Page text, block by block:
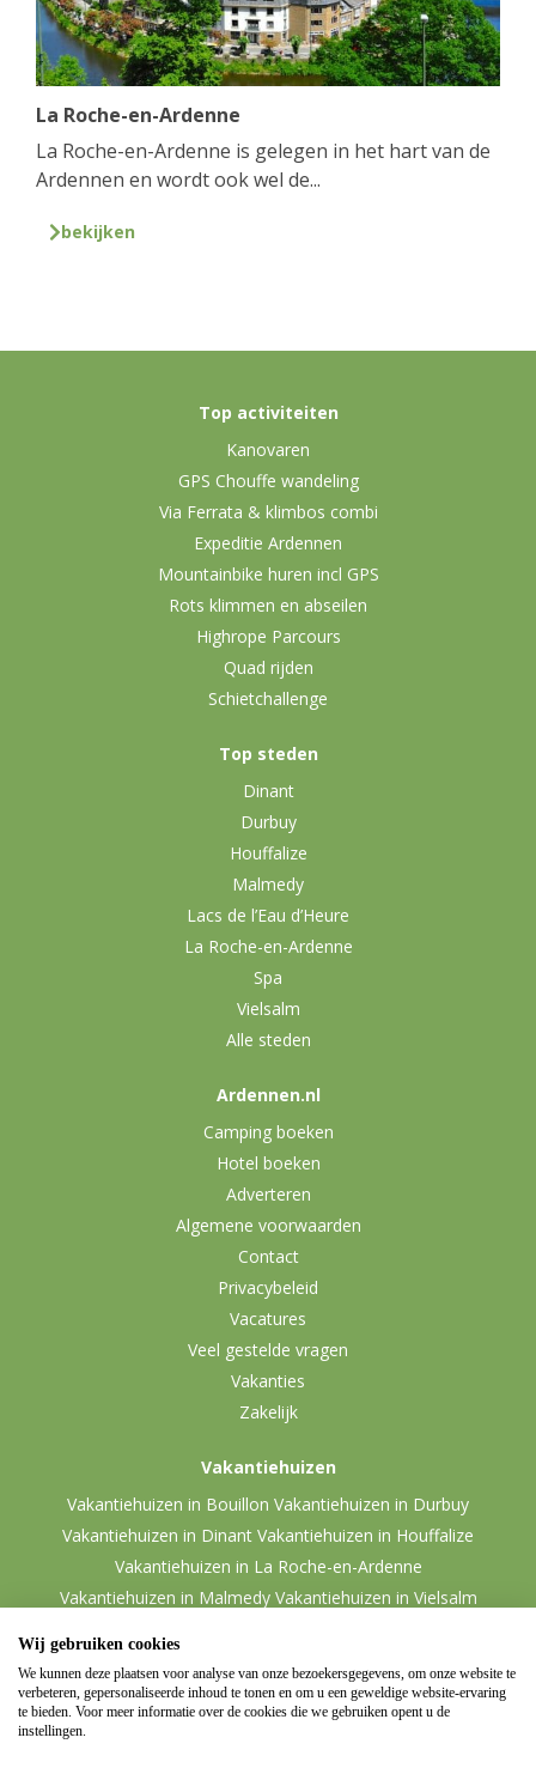
La Roche-en-Ardenne
La Roche-en-Ardenne is gelegen in het hart van de
Ardennen en wordt ook wel de...
bekijken
Top activiteiten
Kanovaren
GPS Chouffe wandeling
Via Ferrata & klimbos combi
Expeditie Ardennen
Mountainbike huren incl GPS
Rots klimmen en abseilen
Highrope Parcours
Quad rijden
Schietchallenge
Top steden
Dinant
Durbuy
Houffalize
Malmedy
Lacs de l’Eau d’Heure
La Roche-en-Ardenne
Spa
Vielsalm
Alle steden
Ardennen.nl
Camping boeken
Hotel boeken
Adverteren
Algemene voorwaarden
Contact
Privacybeleid
Vacatures
Veel gestelde vragen
Vakanties
Zakelijk
Vakantiehuizen
Vakantiehuizen in Bouillon Vakantiehuizen in Durbuy
Vakantiehuizen in Dinant Vakantiehuizen in Houffalize
Vakantiehuizen in La Roche-en-Ardenne
Vakantiehuizen in Malmedy Vakantiehuizen in Vielsalm
Wij gebruiken cookies
We kunnen deze plaatsen voor analyse van onze bezoekersgegevens, om onze website te
verbeteren, gepersonaliseerde inhoud te tonen en om u een geweldige website-ervaring
te bieden. Voor meer informatie over de cookies die we gebruiken opent u de
instellingen.